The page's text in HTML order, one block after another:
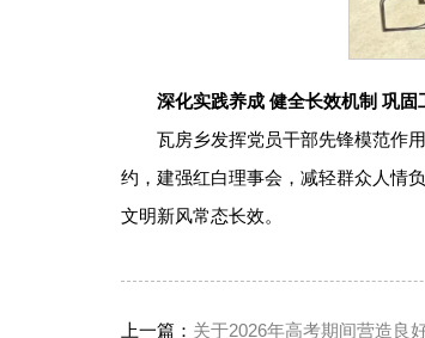
深化实践养成 健全长效机制 巩固
瓦房乡发挥党员干部先锋模范作
约，建强红白理事会，减轻群众人情
文明新风常态长效。
上一篇： 关于2026年高考期间营造良